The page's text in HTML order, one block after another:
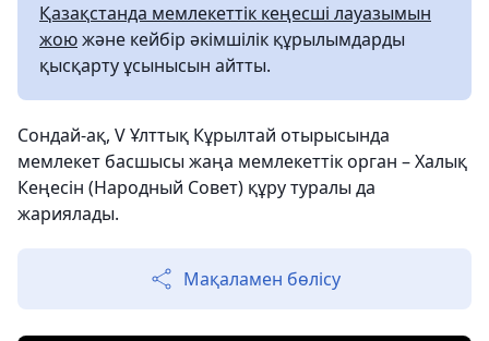
Қазақстанда мемлекеттік кеңесші лауазымын
жоюжәне кейбір әкімшілік құрылымдарды
қысқарту ұсынысын айтты.
Сондай-ақ, V Ұлттық Кұрылтай отырысында
мемлекет басшысы жаңа мемлекеттік орган – Халық
Кеңесін (Народный Совет) құру туралы да
жариялады.
Мақаламен бөлісу